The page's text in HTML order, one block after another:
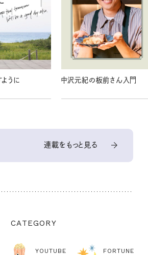
うに 中沢元紀の板前さん入門
連載をもっと見る
CATEGORY
YOUTUBE FORTUNE